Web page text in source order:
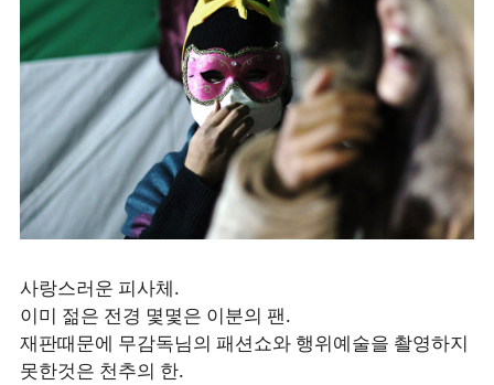
사랑스러운 피사체.
이미 젊은 전경 몇몇은 이분의 팬.
재판때문에 무감독님의 패션쇼와 행위예술을 촬영하지
못한것은 천추의 한.